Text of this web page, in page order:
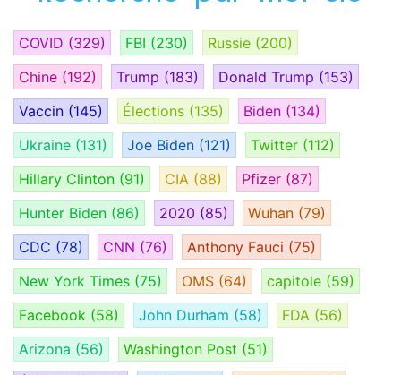
COVID (329) FBI (230) Russie (200)
Chine (192) Trump (183) Donald Trump (153)
Vaccin (145) Élections (135) Biden (134)
Ukraine (131) Joe Biden (121) Twitter (112)
Hillary Clinton (91) CIA (88) Pfizer (87)
Hunter Biden (86) 2020 (85) Wuhan (79)
CDC (78) CNN (76) Anthony Fauci (75)
New York Times (75) OMS (64) capitole (59)
Facebook (58) John Durham (58) FDA (56)
Arizona (56) Washington Post (51)